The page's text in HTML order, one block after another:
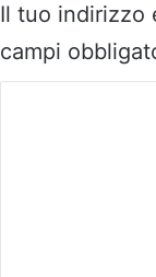
Il tuo indirizzo
campi